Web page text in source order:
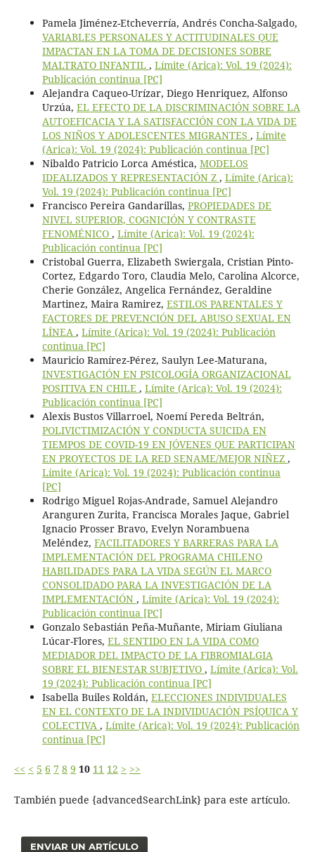
Pamela Jiménez-Etcheverría, Andrés Concha-Salgado,
VARIABLES PERSONALES Y ACTITUDINALES QUE
IMPACTAN EN LA TOMA DE DECISIONES SOBRE
MALTRATO INFANTIL , Límite (Arica): Vol. 19 (2024):
Publicación continua [PC]
Alejandra Caqueo-Urízar, Diego Henriquez, Alfonso
Urzúa, EL EFECTO DE LA DISCRIMINACIÓN SOBRE LA
AUTOEFICACIA Y LA SATISFACCIÓN CON LA VIDA DE
LOS NIÑOS Y ADOLESCENTES MIGRANTES , Límite
(Arica): Vol. 19 (2024): Publicación continua [PC]
Nibaldo Patricio Lorca Améstica, MODELOS
IDEALIZADOS Y REPRESENTACIÓN Z , Límite (Arica):
Vol. 19 (2024): Publicación continua [PC]
Francisco Pereira Gandarillas, PROPIEDADES DE
NIVEL SUPERIOR, COGNICIÓN Y CONTRASTE
FENOMÉNICO , Límite (Arica): Vol. 19 (2024):
Publicación continua [PC]
Cristobal Guerra, Elizabeth Swiergala, Cristian Pinto-
Cortez, Edgardo Toro, Claudia Melo, Carolina Alcorce,
Cherie González, Angelica Fernández, Geraldine
Martinez, Maira Ramirez, ESTILOS PARENTALES Y
FACTORES DE PREVENCIÓN DEL ABUSO SEXUAL EN
LÍNEA , Límite (Arica): Vol. 19 (2024): Publicación
continua [PC]
Mauricio Ramírez-Pérez, Saulyn Lee-Maturana,
INVESTIGACIÓN EN PSICOLOGÍA ORGANIZACIONAL
POSITIVA EN CHILE , Límite (Arica): Vol. 19 (2024):
Publicación continua [PC]
Alexis Bustos Villarroel, Noemí Pereda Beltrán,
POLIVICTIMIZACIÓN Y CONDUCTA SUICIDA EN
TIEMPOS DE COVID-19 EN JÓVENES QUE PARTICIPAN
EN PROYECTOS DE LA RED SENAME/MEJOR NIÑEZ ,
Límite (Arica): Vol. 19 (2024): Publicación continua
[PC]
Rodrigo Miguel Rojas-Andrade, Samuel Alejandro
Aranguren Zurita, Francisca Morales Jaque, Gabriel
Ignacio Prosser Bravo, Evelyn Norambuena
Meléndez, FACILITADORES Y BARRERAS PARA LA
IMPLEMENTACIÓN DEL PROGRAMA CHILENO
HABILIDADES PARA LA VIDA SEGÚN EL MARCO
CONSOLIDADO PARA LA INVESTIGACIÓN DE LA
IMPLEMENTACIÓN , Límite (Arica): Vol. 19 (2024):
Publicación continua [PC]
Gonzalo Sebastián Peña-Muñante, Miriam Giuliana
Lúcar-Flores, EL SENTIDO EN LA VIDA COMO
MEDIADOR DEL IMPACTO DE LA FIBROMIALGIA
SOBRE EL BIENESTAR SUBJETIVO , Límite (Arica): Vol.
19 (2024): Publicación continua [PC]
Isabella Builes Roldán, ELECCIONES INDIVIDUALES
EN EL CONTEXTO DE LA INDIVIDUACIÓN PSÍQUICA Y
COLECTIVA , Límite (Arica): Vol. 19 (2024): Publicación
continua [PC]
<< < 5 6 7 8 9 10 11 12 > >>
También puede {advancedSearchLink} para este artículo.
ENVIAR UN ARTÍCULO